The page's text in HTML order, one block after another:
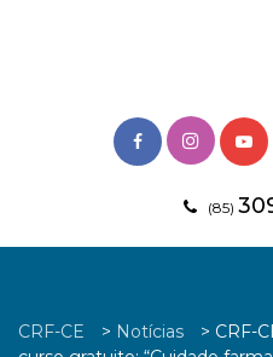
(85)
CRF-CE > Notícias > CRF-